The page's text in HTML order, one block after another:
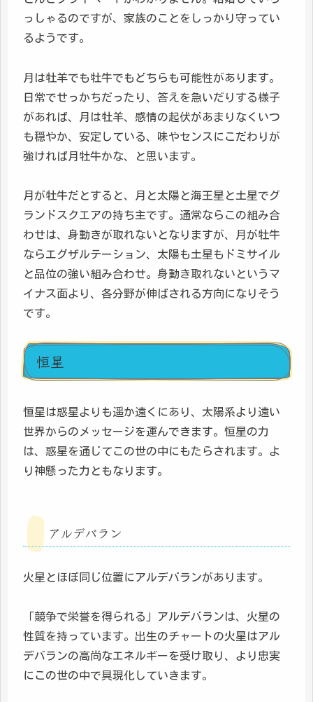
っしゃるのですが、家族のことをしっかり守ってい
るようです。
月は牡羊でも牡牛でもどちらも可能性があります。
日常でせっかちだったり、答えを急いだりする様子
があれば、月は牡羊、感情の起伏があまりなくいつ
も穏やか、安定している、味やセンスにこだわりが
強ければ月牡牛かな、と思います。
月が牡牛だとすると、月と太陽と海王星と土星でグ
ランドスクエアの持ち主です。通常ならこの組み合
わせは、身動きが取れないとなりますが、月が牡牛
ならエグザルテーション、太陽も土星もドミサイル
と品位の強い組み合わせ。身動き取れないというマ
イナス面より、各分野が伸ばされる方向になりそう
です。
恒星
恒星は惑星よりも遥か遠くにあり、太陽系より遠い
世界からのメッセージを運んできます。恒星の力
は、惑星を通じてこの世の中にもたらされます。よ
り神懸った力ともなります。
アルデバラン
火星とほぼ同じ位置にアルデバランがあります。
「競争で栄誉を得られる」アルデバランは、火星の
性質を持っています。出生のチャートの火星はアル
デバランの高尚なエネルギーを受け取り、より忠実
にこの世の中で具現化していきます。